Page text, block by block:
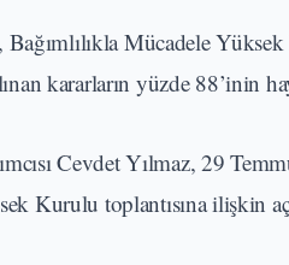
Bağımlılıkla Mücadele
kararların yüzde 88’inin
Cevdet Yılmaz, 29
Kurulu toplantısına ilişkin